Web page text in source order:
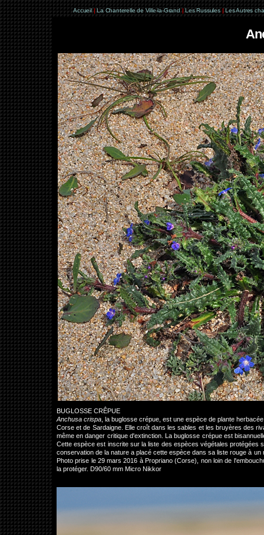
Accueil | La Chanterelle de Ville-la-Grand | Les Russules | Les Autres
BUGLOSSE CRÊPUE
Anchusa crispa , la buglosse crépue, est une espèce de plante
Corse et de Sardaigne. Elle croît dans les sables et les bruyères des
même en danger critique d'extinction. La buglosse crépue est
Cette espèce est inscrite sur la liste des espèces végétales protégées
conservation de la nature a placé cette espèce dans sa liste rouge à
Photo prise le 29 mars 2016 à Propriano (Corse), non loin de
la protéger. D90/60 mm Micro Nikkor